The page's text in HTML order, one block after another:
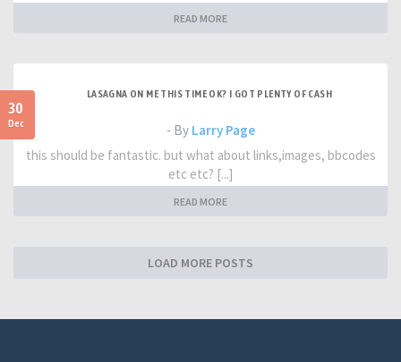
READ MORE
30
Dec
LASAGNA ON ME THIS TIME OK? I GOT PLENTY OF CASH
- By Larry Page
this should be fantastic. but what about links,images, bbcodes
etc etc? [...]
READ MORE
LOAD MORE POSTS